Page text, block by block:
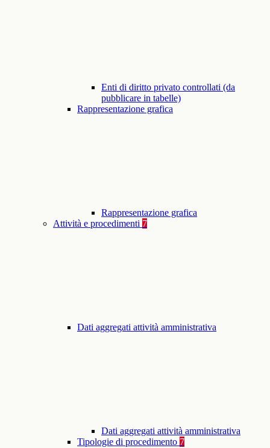
Enti di diritto privato controllati (da
pubblicare in tabelle)
Rappresentazione grafica
Rappresentazione grafica
Attività e procedimenti 7
Dati aggregati attività amministrativa
Dati aggregati attività amministrativa
Tipologie di procedimento 7